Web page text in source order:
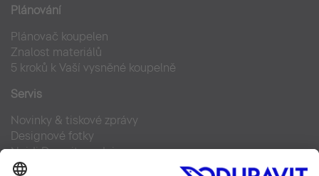
Plánování
Plánovač koupelen
Znalost materiálů
5 kroků k Vaší vysněné koupelně
Servis
Novinky & tiskové zprávy
Designové fotky
Najdi Duravit prodejce
Často kladené otázky